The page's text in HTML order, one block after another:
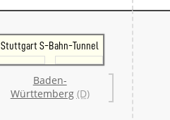
Stuttgart S-Bahn-Tunnel
Baden-
Württemberg (D)